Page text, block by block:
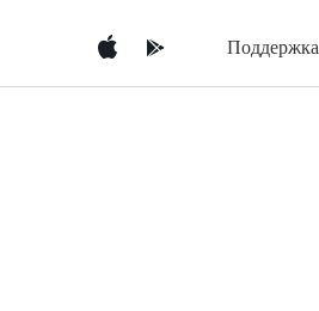
Поддержка